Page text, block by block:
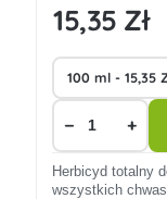
15,35 Zł
− +
Herbicyd totalny
wszystkich